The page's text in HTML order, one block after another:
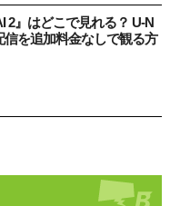
2』はどこで見れる？ U-N
信を追加料金なしで観る方